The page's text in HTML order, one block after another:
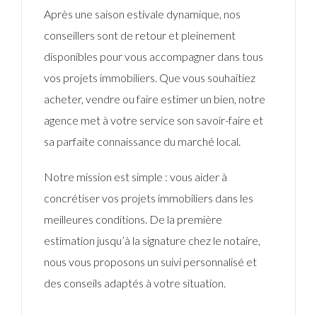
Après une saison estivale dynamique, nos
conseillers sont de retour et pleinement
disponibles pour vous accompagner dans tous
vos projets immobiliers. Que vous souhaitiez
acheter, vendre ou faire estimer un bien, notre
agence met à votre service son savoir-faire et
sa parfaite connaissance du marché local.
Notre mission est simple : vous aider à
concrétiser vos projets immobiliers dans les
meilleures conditions. De la première
estimation jusqu’à la signature chez le notaire,
nous vous proposons un suivi personnalisé et
des conseils adaptés à votre situation.